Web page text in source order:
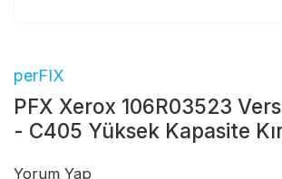
perFIX
PFX Xerox 106R03523
- C405 Yüksek Kapasite
Yorum Yap